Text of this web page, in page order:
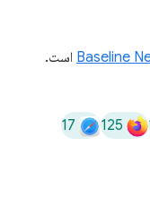
Baseline است.
125
17